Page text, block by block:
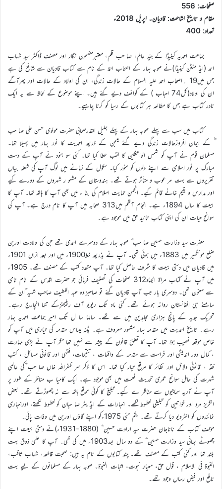
صفحات: 556
مقام و تاریخ اشاعت: قادیان۔ اپریل 2018ء
تعداد: 400
جماعت احمدیہ کینیڈا کے جیّد عالم، صا حب قلم، معتبرمضمون نگار اور مصنف ڈاکٹر سید شہاب
احمد (ایڈ منٹن کینیڈا)نے صوبہ بہار کے اصحاب احمدؑ کے نام سے کتاب قادیان سے شائع کی ہے
جس میں19 ؍اصحاب احمد علیہ السلام کے حالات زندگی، ان کی اولاد کے حالات اور پھرآگے
ان کی اولاد(کل74 احباب ) کے کوائف دیے گئے ہیں۔ اپنے موضوع کے لحاظ سے یہ ایک
نادر کتاب ہے جس کا مطالعہ ہر کتابوں کے رسیا کو کرنا چاہیے۔
کتاب میں سب سے پہلے صوبہ بہار کے پہلے جلیل القدرصحابی حضرت مولوی حسن علی صا حب
ؓ کے ایمان افروزحالات زندگی دیے گئے ہیںجن کے ذریعہ احمدیت کا نور بہار میں پھیلا تھا۔
مسلمان قوم نے آپ کو شمس الواعظین کا لقب عطا کیا تھا۔ کئی سو ہنود نے آپ کے دست
مبارک پر نور اسلامی سے اپنے دلوں کو منور کیا۔ سکول کے زمانے میں لوگ آپ کی شعلہ بیاں
تقریروں سے بہت مر عوب و متأثر ہوتے تھے۔ ہندوستان کے مشہو ر شہروں کے دورے کیے
اور مدارس و یتیم خانے قائم کیے۔ انجمن حمایت اسلام کی بنا ء میں بھی آپ کا ہاتھ تھا۔ آپ کا
بیعت کا سال 1894ء ہے۔ انجام آتھم میں313 صحابہ میں آپ کا نام درج ہے۔ آپ کی
سوانح حیات ان کی اپنی کتاب تائید حق میں موجود ہے۔
حضرت سید وزارت حسین صا حب ؓ صوبہ بہار کے دوسرے احمدی تھے جن کی ولادت اورین
ضلع مونگھیر میں 1883ء میں ہوئی تھی۔ آپ نے بذریعہ خط1900ء میں اور بعد ازاں 1901ء
میں قادیان میں دستی بیعت کا شرف حاصل کیا تھا۔ آپ متعدد کتب کے مصنف تھے۔ 1905ء
میں آپ نے کتاب مراۃ الجہاد312 صفحات کی تصنیف فرمائی جو حضرت اقدس کے نام نامی
سے معنون تھی۔ دوسری بار جب آپ قادیان گئے تو صاحبزادہ عبد اللطیف صاحب شہید ؓان کے
سامنے ہی افغانستان روانہ ہوئے تھے۔ کئی ماہ تک ریویو آف ریلیجنزکے تنہا انچارج رہے۔
تحریک جدید کے پانچ ہزاری مجاہدین میں سے تھے۔ سالہا سا ل تک امیر جماعت احمدیہ بہار
رہے۔ تاریخ احمدیت میں مقدمہ بہار مشہور معروف ہے۔ پٹنہ میںاس مقدمہ کی تیاری میں آپ کو
خاص موقعہ نصیب ہؤا تھا۔ آپ کا تعلق قانون کے پیشہ سے نہیں تھا مگر آپ نے بڑی مہارت
، کمال دور اندیشی اور فراست سے مقدمہ کے واقعات ، تنقیحات، فقہی اور قانونی مسائل ، کتب
فقہ ، قانونی دلائل اور نظائر کا مرقع تیار کیا تھا۔ اس کا ذکر سر ظفراللہ خاں صا حب ؓکی عالمی
شہرت کی حامل سوانح عمری تحدیث نعمت میں بھی موجود ہے۔ ایک کامیا ب مناظر کے طور پر
آپ نے آریہ سماجیوں سے مناظر ے کیے۔ تبلیغ کا کوئی موقع ہاتھ سے نہ چھوڑتے تھے۔ بعض
انگریز مرد اور خواتین کو تبلیغی خطوط لکھے۔ اخبارات کے ایڈ یٹر صا حبان کو خطوط لکھتے، اوراخباری
نمائندوں کو انٹرویو دیا کرتے تھے۔ یکم مئی 1975ءکو اپنے گاؤں اورین میں وفات پائی۔
مؤلف کتاب کے ناناجان حضرت سید ارادت حسین ؓ (1880-1931ء)نے دستی بیعت اپنے
چھوٹے بھائی سید وزارت حسین ؓ کے دو سال بعد1903ء میں کی تھی۔ آپ کا علمی ذوق بہت
بلند تھا اور کئی کتب کے مصنف تھے۔ چند کتابوں کے نام یہ ہیں: صحبت قاطعہ، شہاب ثاقب،
النبوۃ فی الاسلام ، قول حق، معیار نبوت، اثبات النبوۃ۔ صوبہ بہار کے مسلمانوں کے لیے بہت
نافع اور فیض رساں وجود تھے۔